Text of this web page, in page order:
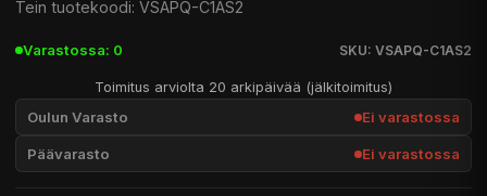
Tein tuotekoodi: VSAPQ-C1AS2
Varastossa: 0 SKU: VSAPQ-C1AS2
Toimitus arviolta 20 arkipäivää (jälkitoimitus)
Oulun Varasto Ei varastossa
Päävarasto Ei varastossa